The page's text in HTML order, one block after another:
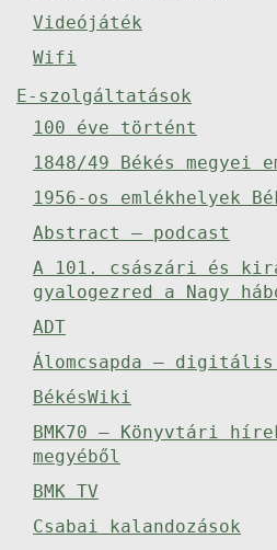
Videójáték
Wifi
E-szolgáltatások
100 éve történt
1848/49 Békés megyei
1956-os emlékhelyek
Abstract – podcast
A 101. császári és
gyalogezred a Nagy
ADT
Álomcsapda – digitális
BékésWiki
BMK70 – Könyvtári
megyéből
BMK TV
Csabai kalandozások